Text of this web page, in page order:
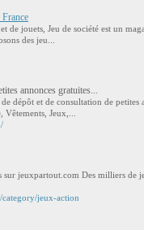
de jouets, Jeu de société est un
des jeu...
annonces gratuites...
dépôt et de consultation de petites
Jeux,...
sur jeuxpartout.com Des milliers de
jeux-action